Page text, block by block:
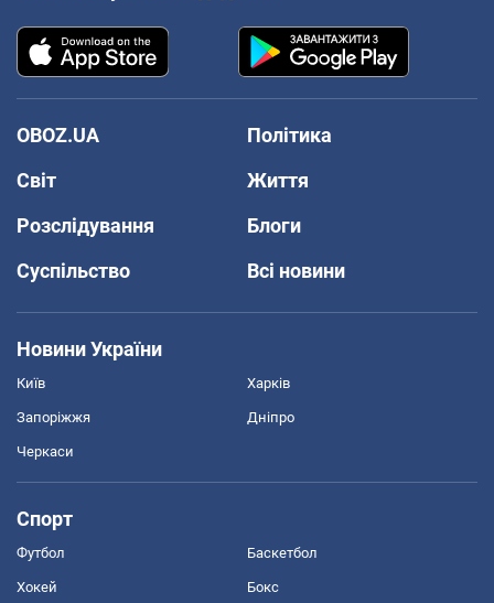
OBOZ.UA
Політика
Світ
Життя
Розслідування
Блоги
Суспільство
Всі новини
Новини України
Київ Харків
Запоріжжя Дніпро
Черкаси
Спорт
Футбол Баскетбол
Хокей Бокс